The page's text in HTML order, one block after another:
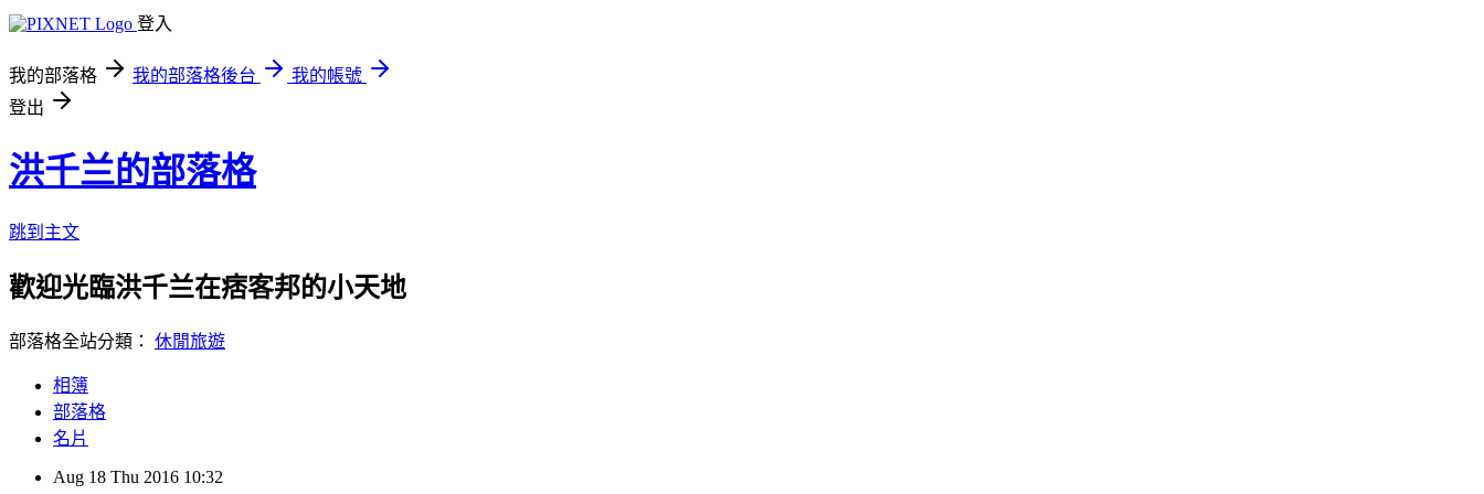
登入
我的部落格 我的部落格後台
我的帳號
登出
洪千兰的部落格
跳到主文
歡迎光臨洪千兰在痞客邦的小天地
部落格全站分類： 休閒旅遊
相簿
部落格
名片
Aug 18 Thu 2016 10:32